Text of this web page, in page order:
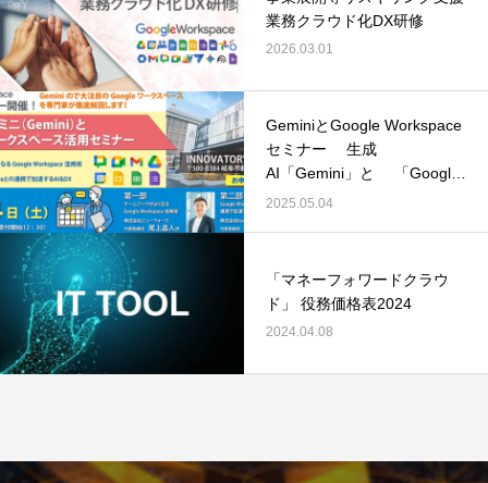
業務クラウド化DX研修
2026.03.01
GeminiとGoogle Workspace
セミナー 生成
AI「Gemini」と 「Google
Workspace」の連携活用法
2025.05.04
「マネーフォワードクラウ
ド」 役務価格表2024
2024.04.08